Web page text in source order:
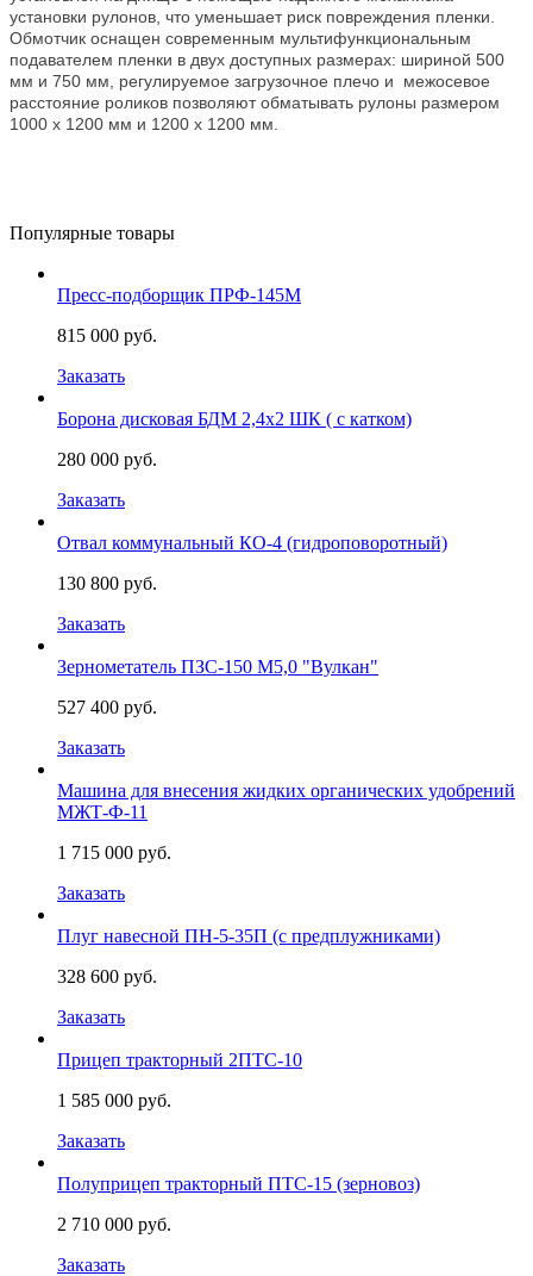
установки рулонов, что уменьшает риск повреждения пленки.
Обмотчик оснащен современным мультифункциональным
подавателем пленки в двух доступных размерах: шириной 500
мм и 750 мм, регулируемое загрузочное плечо и межосевое
расстояние роликов позволяют обматывать рулоны размером
1000 x 1200 мм и 1200 x 1200 мм.
Популярные товары
Пресс-подборщик ПРФ-145М
815 000 руб.
Заказать
Борона дисковая БДМ 2,4х2 ШК ( с катком)
280 000 руб.
Заказать
Отвал коммунальный КО-4 (гидроповоротный)
130 800 руб.
Заказать
Зернометатель ПЗС-150 М5,0 "Вулкан"
527 400 руб.
Заказать
Машина для внесения жидких органических удобрений
МЖТ-Ф-11
1 715 000 руб.
Заказать
Плуг навесной ПН-5-35П (с предплужниками)
328 600 руб.
Заказать
Прицеп тракторный 2ПТС-10
1 585 000 руб.
Заказать
Полуприцеп тракторный ПТС-15 (зерновоз)
2 710 000 руб.
Заказать